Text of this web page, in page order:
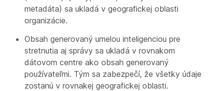
metadáta) sa ukladá v geografickej oblasti
organizácie.
Obsah generovaný umelou inteligenciou pre
stretnutia aj správy sa ukladá v rovnakom
dátovom centre ako obsah generovaný
používateľmi. Tým sa zabezpečí, že všetky údaje
zostanú v rovnakej geografickej oblasti.